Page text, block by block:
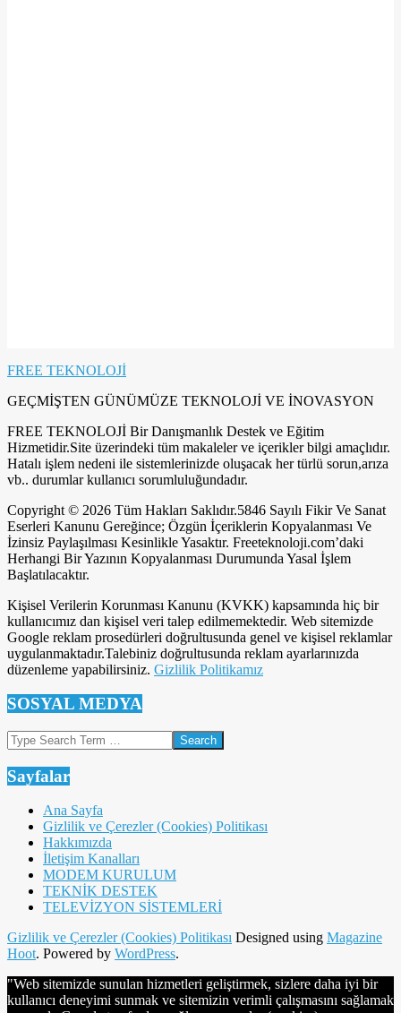
FREE TEKNOLOJİ
GEÇMİŞTEN GÜNÜMÜZE TEKNOLOJİ VE İNOVASYON
FREE TEKNOLOJİ Bir Danışmanlık Destek ve Eğitim
Hizmetidir.Site üzerindeki tüm makaleler ve içerikler bilgi amaçlıdır.
Hatalı işlem nedeni ile sistemlerinizde oluşacak her türlü sorun,arıza
vb.. durumlar kullanıcı sorumluluğundadır.
Copyright © 2026 Tüm Hakları Saklıdır.5846 Sayılı Fikir Ve Sanat
Eserleri Kanunu Gereğince; Özgün İçeriklerin Kopyalanması Ve
İzinsiz Paylaşılması Kesinlikle Yasaktır. Freeteknoloji.com’daki
Herhangi Bir Yazının Kopyalanması Durumunda Yasal İşlem
Başlatılacaktır.
Kişisel Verilerin Korunması Kanunu (KVKK) kapsamında hiç bir
kullanıcımız dan kişisel veri talep edilmemektedir. Web sitemizde
Google reklam prosedürleri doğrultusunda genel ve kişisel reklamlar
uygulanmaktadır.Talebiniz doğrultusunda reklam ayarlarınızda
düzenleme yapabilirsiniz. Gizlilik Politikamız
SOSYAL MEDYA
Search
Sayfalar
Ana Sayfa
Gizlilik ve Çerezler (Cookies) Politikası
Hakkımızda
İletişim Kanalları
MODEM KURULUM
TEKNİK DESTEK
TELEVİZYON SİSTEMLERİ
Gizlilik ve Çerezler (Cookies) Politikası Designed using Magazine
Hoot. Powered by WordPress.
"Web sitemizde sunulan hizmetleri geliştirmek, sizlere daha iyi bir
kullanıcı deneyimi sunmak ve sitemizin verimli çalışmasını sağlamak